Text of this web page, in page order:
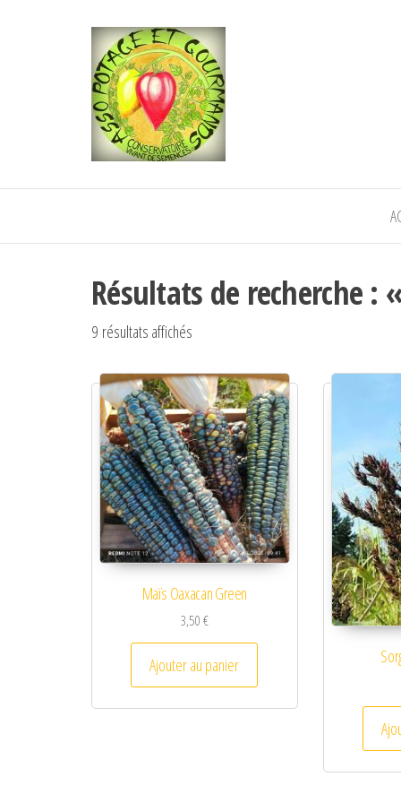
Résultats de recherche :
9 résultats affichés
Maïs Oaxacan Green
3,50€
Ajouter au panier